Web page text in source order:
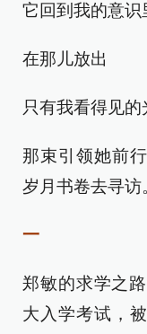
它回到我的意识
在那儿放出
只有我看得见的
那束引领她前
岁月书卷去寻访
一
郑敏的求学之
大入学考试，